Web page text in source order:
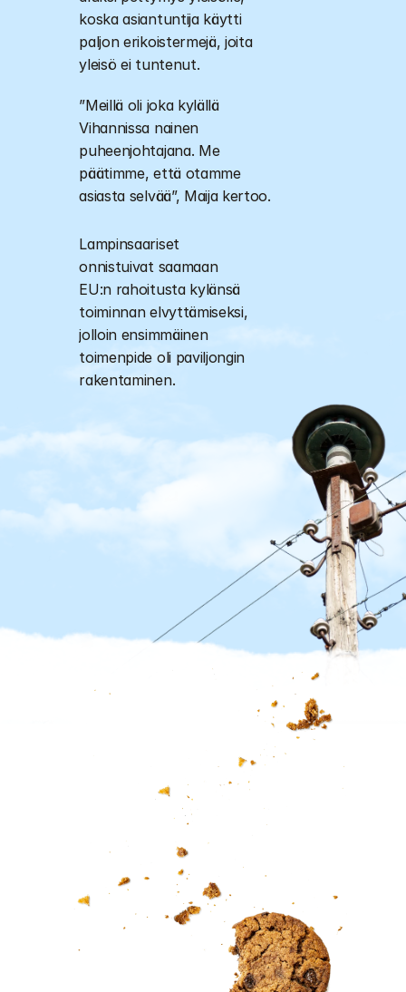
koska asiantuntija käytti
paljon erikoistermejä, joita
yleisö ei tuntenut.
”Meillä oli joka kylällä
Vihannissa nainen
puheenjohtajana. Me
päätimme, että otamme
asiasta selvää”, Maija kertoo.
Lampinsaariset
onnistuivat saamaan
EU:n rahoitusta kylänsä
toiminnan elvyttämiseksi,
jolloin ensimmäinen
toimenpide oli paviljongin
rakentaminen.